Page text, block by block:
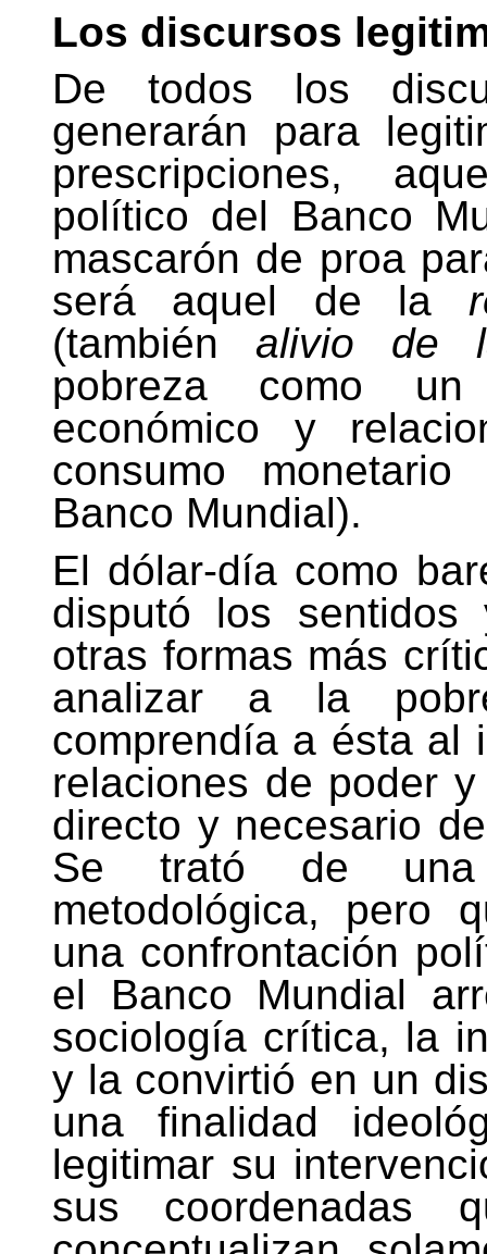
Los discursos
De todos los
generarán para
prescripciones,
político del Banco
mascarón de proa
será aquel de la
(también alivio de
pobreza como un
económico y
consumo
Banco Mundial).
El dólar-día como
disputó los sentidos
otras formas más
analizar a la
comprendía a ésta al
relaciones de poder
directo y necesario
Se trató de una
metodológica, pero
una confrontación
el Banco Mundial
sociología crítica, la
y la convirtió en un
una finalidad
legitimar su
sus coordenadas